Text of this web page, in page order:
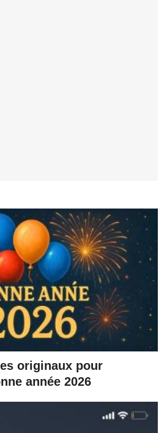
originaux pour
année 2026